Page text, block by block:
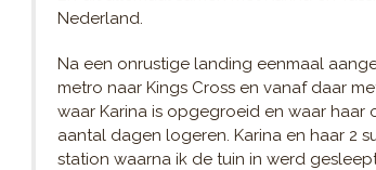
Nederland.
Na een onrustige landing eenmaal
metro naar Kings Cross en vanaf daar
waar Karina is opgegroeid en waar haar
aantal dagen logeren. Karina en haar 2
station waarna ik de tuin in werd